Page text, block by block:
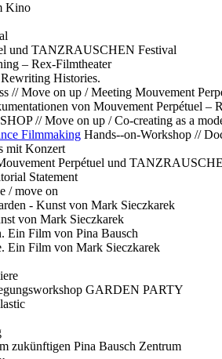
Kino
und TANZRAUSCHEN Festival
– Rex-Filmtheater
Histories.
// Move on up / Meeting Mouvement
von Mouvement Perpétuel –
// Move on up / Co-creating as a
Filmmaking Hands--on-Workshop //
mit Konzert
Perpétuel und
Statement
/ move on
- Kunst von Mark Sieczkarek
von Mark Sieczkarek
Ein Film von Pina Bausch
Ein Film von Mark Sieczkarek
GARDEN PARTY
zukünftigen Pina Bausch Zentrum